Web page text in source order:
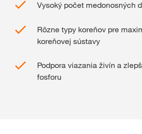
Vysoký počet medonosných
Rôzne typy koreňov pre
koreňovej sústavy
Podpora viazania živín a
fosforu